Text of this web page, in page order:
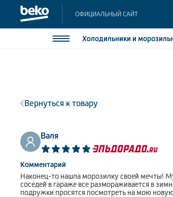
ОФИЦИАЛЬНЫЙ САЙТ
Холодильники и
Встраиваемая техника
Малая бытовая техника
Климатическая техника
Вернуться к товару
Валя
Комментарий
Наконец-то нашла морозилку своей мечты!
соседей в гараже все размораживается в
подружки просятся посмотреть на мою